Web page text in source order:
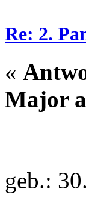
Re: 2.
«
Major
geb.: